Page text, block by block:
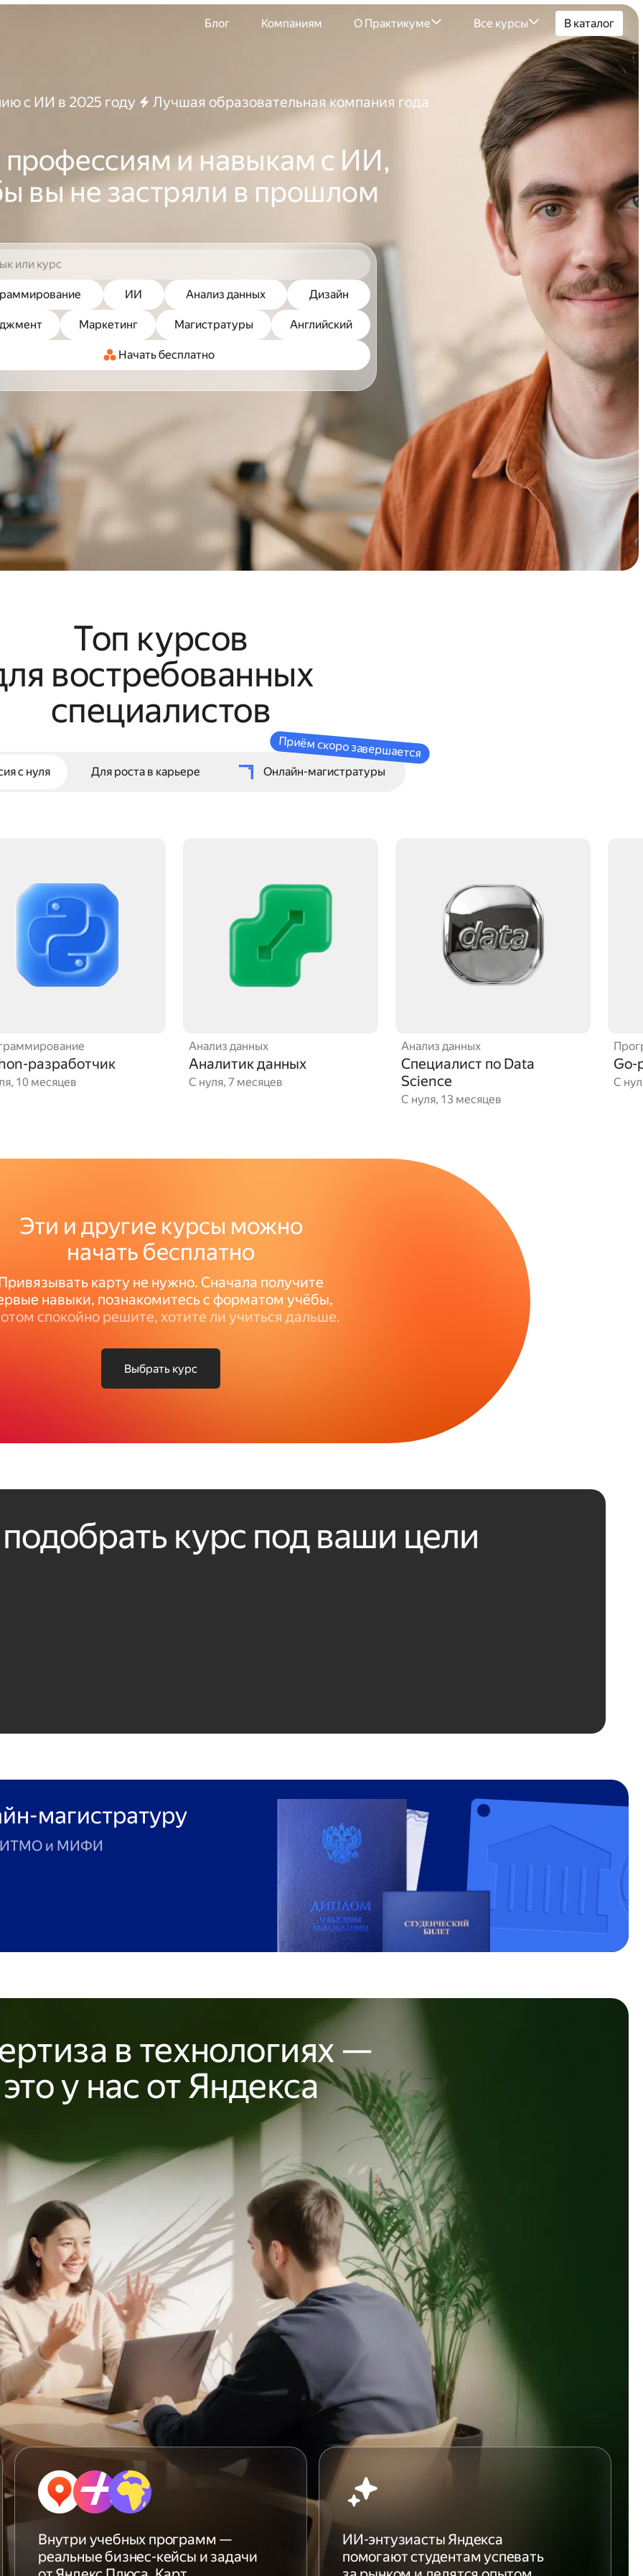
Блог Компаниям О Практикуме Все курсы В каталог
с ИИ в 2025 году Лучшая образовательная компания года
и навыкам с ИИ,
вы не застряли в прошлом
ИИ Анализ данных Дизайн
Маркетинг Магистратуры Английский
Начать бесплатно
Топ курсов
востребованных
специалистов
с нуля Для роста в карьере Онлайн-магистратуры
Приём скоро завершается
разработчик
10 месяцев
Анализ данных
Аналитик данных
С нуля, 7 месяцев
Анализ данных
Специалист по Data
Science
С нуля, 13 месяцев
Go-
С
Эти и другие курсы можно
начать бесплатно
карту не нужно. Сначала получите
навыки, познакомитесь с форматом учёбы,
спокойно решите, хотите ли учиться дальше.
Выбрать курс
курс под ваши цели
магистратуру
ИТМО и МИФИ
в технологиях —
это у нас от Яндекса
Внутри учебных программ —
реальные бизнес-кейсы и задачи
ИИ-энтузиасты Яндекса
помогают студентам успевать